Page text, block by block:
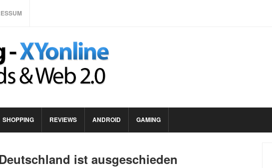
SHOPPING REVIEWS ANDROID GAMING
ist ausgeschieden